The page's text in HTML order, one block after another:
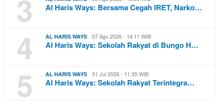
3 Al Haris Ways: Bersama Cegah IRET, Narko…
4 AL HARIS WAYS 07 Agu 2026 - 14:11 WIB
Al Haris Ways: Sekolah Rakyat di Bungo H…
5 AL HARIS WAYS 31 Jul 2026 - 11:35 WIB
Al Haris Ways: Sekolah Rakyat Terintegra…